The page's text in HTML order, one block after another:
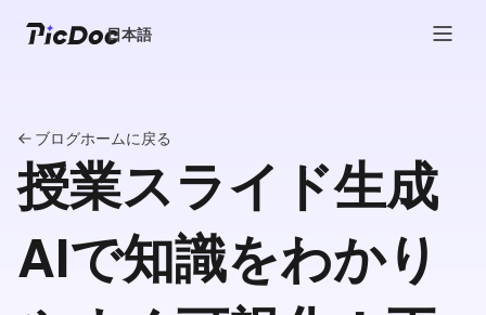
日本語
ブログホームに戻る
授業スライド生成
AIで知識をわかり